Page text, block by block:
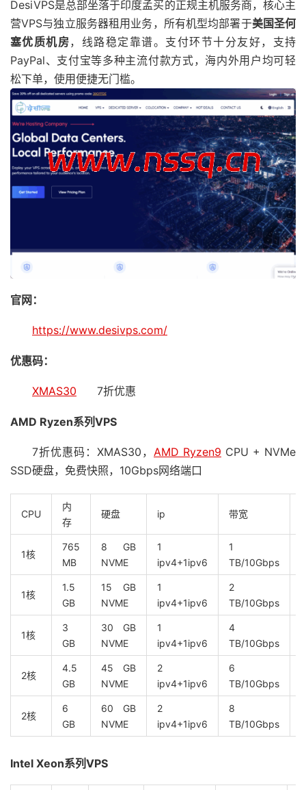
DesiVPS是总部坐落于印度孟买的正规主机服务商，核心主
营VPS与独立服务器租用业务，所有机型均部署于美国圣何
塞优质机房，线路稳定靠谱。支付环节十分友好，支持
PayPal、支付宝等多种主流付款方式，海内外用户均可轻
松下单，使用便捷无门槛。
官网：
https://www.desivps.com/
优惠码：
XMAS30 7折优惠
AMD Ryzen系列VPS
7折优惠码：XMAS30， AMD Ryzen9 CPU + NVMe
SSD硬盘，免费快照，10Gbps网络端口
CPU
内
存
硬盘 ip 带宽
1核
765
MB
8 GB
NVME
1
ipv4+1ipv6
1
TB/10Gbps
1核
1.5
GB
15 GB
NVME
1
ipv4+1ipv6
2
TB/10Gbps
1核
3
GB
30 GB
NVME
1
ipv4+1ipv6
4
TB/10Gbps
2核
4.5
GB
45 GB
NVME
2
ipv4+1ipv6
6
TB/10Gbps
2核
6
GB
60 GB
NVME
2
ipv4+1ipv6
8
TB/10Gbps
Intel Xeon系列VPS